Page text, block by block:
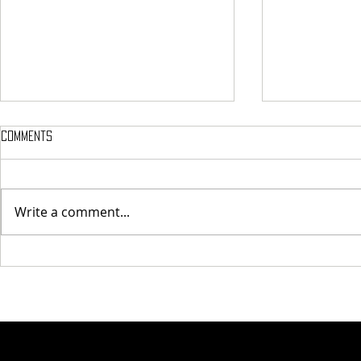
প্ৰেম বিৰোধী মই হেঙুলী ৰহণ
Comments
Write a comment...